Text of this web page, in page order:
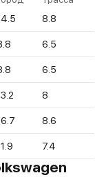
8.8
6.5
6.5
8
8.6
7.4